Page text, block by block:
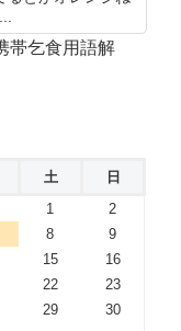
帯乞食用語解
土
日
1
2
8
9
15
16
22
23
29
30